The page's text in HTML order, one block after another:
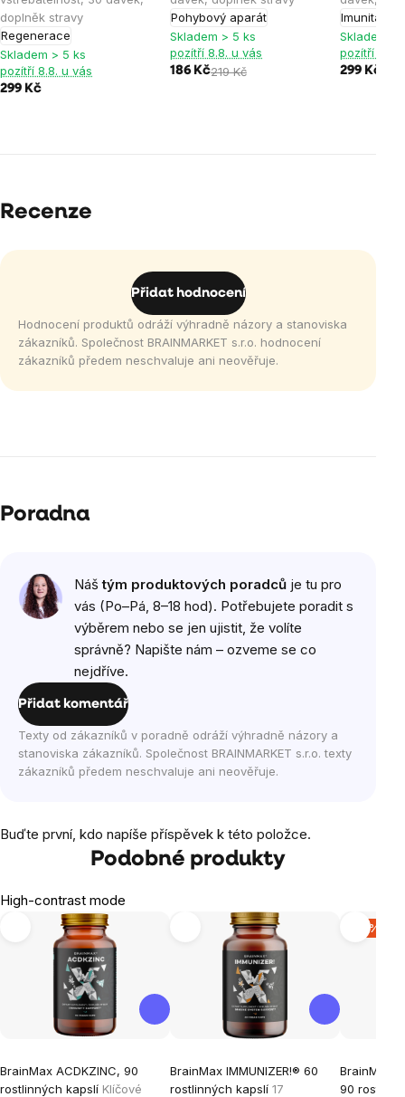
doplněk stravy
Regenerace
Skladem > 5 ks
pozítří 8.8. u vás
299 Kč
Pohybový aparát
Skladem > 5 ks
pozítří 8.8. u vás
186 Kč219 Kč
Imunita
Skladem >
pozítří 8.8.
299 Kč
Recenze
Přidat hodnocení
Hodnocení produktů odráží výhradně názory a stanoviska
zákazníků. Společnost BRAINMARKET s.r.o. hodnocení
zákazníků předem neschvaluje ani neověřuje.
Poradna
Náštým produktových poradců je tu pro
vás (Po–Pá, 8–18 hod). Potřebujete poradit s
výběrem nebo se jen ujistit, že volíte
správně? Napište nám – ozveme se co
nejdříve.
Přidat komentář
Texty od zákazníků v poradně odráží výhradně názory a
stanoviska zákazníků. Společnost BRAINMARKET s.r.o. texty
zákazníků předem neschvaluje ani neověřuje.
Buďte první, kdo napíše příspěvek k této položce.
Podobné produkty
High-contrast mode
BrainMax ACDKZINC, 90
rostlinných kapslí Klíčové
BrainMax IMMUNIZER!® 60
rostlinných kapslí 17
-15 %
BrainMax
90